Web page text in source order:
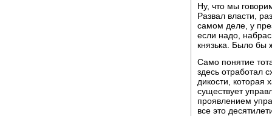
Ну, что мы
Развал власти,
самом деле, у
если надо,
князька. Было бы
Само понятие
здесь отработал
дикости, которая
существует
проявлением
все это